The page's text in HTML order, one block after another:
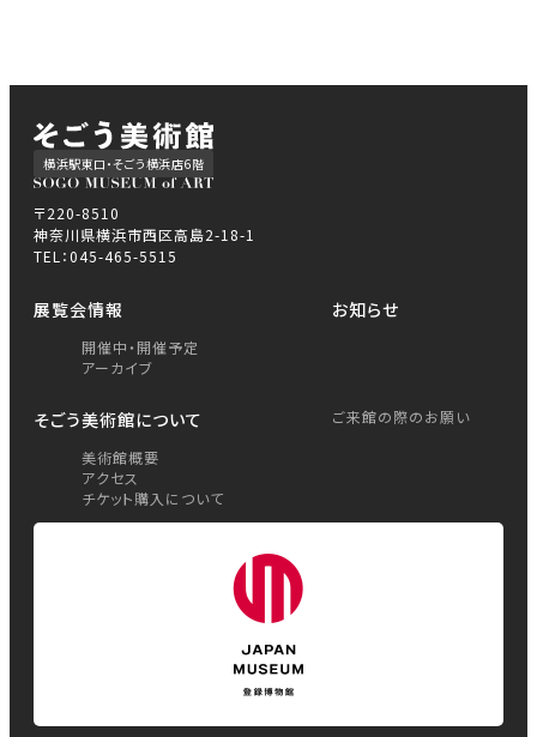
横浜駅東口・そごう横浜店6階
〒220-8510
神奈川県横浜市西区高島2-18-1
TEL：045-465-5515
展覧会情報
開催中・開催予定
アーカイブ
お知らせ
そごう美術館について
美術館概要
アクセス
チケット購入について
ご来館の際のお願い